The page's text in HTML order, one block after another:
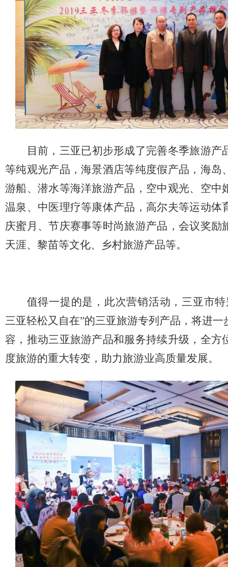
目前，三亚已初步形成了完善冬季旅游产
等纯观光产品，海景酒店等纯度假产品，海岛
游船、潜水等海洋旅游产品，空中观光、空中
温泉、中医理疗等康体产品，高尔夫等运动体
庆蜜月、节庆赛事等时尚旅游产品，会议奖励
天涯、黎苗等文化、乡村旅游产品等。
值得一提的是，此次营销活动，三亚市
三亚轻松又自在”的三亚旅游专列产品，将进
容，推动三亚旅游产品和服务持续升级，全方
度旅游的重大转变，助力旅游业高质量发展。